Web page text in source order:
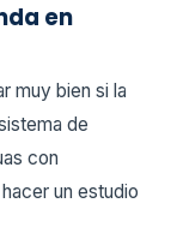
en
muy bien si la
de
con
un estudio